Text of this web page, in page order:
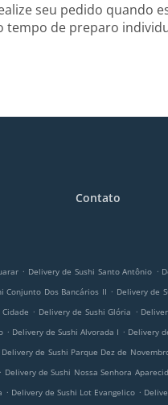
seu pedido quando
tempo de preparo
Contato
. Delivery de Sushi Santo Antônio .
Conjunto Dos Bancários II . Delivery de
. Delivery de Sushi Glória .
. Delivery de Sushi Alvorada I . Delivery
Delivery de Sushi Parque Dez de
. Delivery de Sushi Nossa Senhora
. Delivery de Sushi Lot Evangelico .